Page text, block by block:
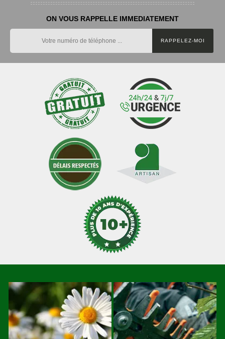
ON VOUS RAPPELLE IMMEDIATEMENT